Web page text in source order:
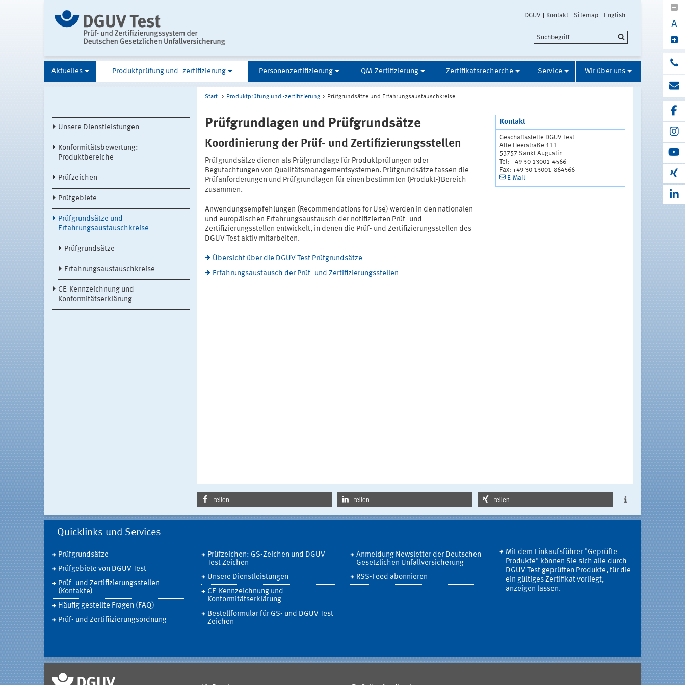
DGUV Kontakt Sitemap English
A
Aktuelles Produktprüfung und -zertifizierung Personenzertifizierung QM-Zertifizierung Zertifikatsrecherche Service Wir über uns
Unsere Dienstleistungen
Konformitätsbewertung:
Produktbereiche
Prüfzeichen
Prüfgebiete
Prüfgrundsätze und
Erfahrungsaustauschkreise
Prüfgrundsätze
Erfahrungsaustauschkreise
CE-Kennzeichnung und
Konformitätserklärung
Start Produktprüfung und -zertifizierung Prüfgrundsätze und Erfahrungsaustauschkreise
Prüfgrundlagen und Prüfgrundsätze
Koordinierung der Prüf- und Zertifizierungsstellen
Prüfgrundsätze dienen als Prüfgrundlage für Produktprüfungen oder
Begutachtungen von Qualitätsmanagementsystemen. Prüfgrundsätze fassen die
Prüfanforderungen und Prüfgrundlagen für einen bestimmten (Produkt-)Bereich
zusammen.
Anwendungsempfehlungen (Recommendations for Use) werden in den nationalen
und europäischen Erfahrungsaustausch der notifizierten Prüf- und
Zertifizierungsstellen entwickelt, in denen die Prüf- und Zertifizierungsstellen des
DGUV Test aktiv mitarbeiten.
Übersicht über die DGUV Test Prüfgrundsätze
Erfahrungsaustausch der Prüf- und Zertifizierungsstellen
Kontakt
Geschäftsstelle DGUV Test
Alte Heerstraße 111
53757 Sankt Augustin
Tel: +49 30 13001-4566
Fax: +49 30 13001-864566
E-Mail
teilen teilen teilen
Quicklinks und Services
Prüfgrundsätze
Prüfgebiete von DGUV Test
Prüf- und Zertifizierungsstellen
(Kontakte)
Häufig gestellte Fragen (FAQ)
Prüf- und Zertifiizierungsordnung
Prüfzeichen: GS-Zeichen und DGUV
Test Zeichen
Unsere Dienstleistungen
CE-Kennzeichnung und
Konformitätserklärung
Bestellformular für GS- und DGUV Test
Zeichen
Anmeldung Newsletter der Deutschen
Gesetzlichen Unfallversicherung
RSS-Feed abonnieren
Mit dem Einkaufsführer "Geprüfte
Produkte" können Sie sich alle durch
DGUV Test geprüften Produkte, für die
ein gültiges Zertifikat vorliegt,
anzeigen lassen.